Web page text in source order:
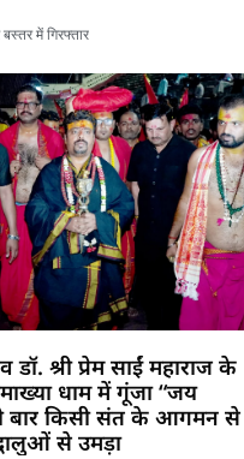
में गिरफ्तार
डॉ. श्री प्रेम साईं महाराज के
धाम में गूंजा “जय
बार किसी संत के आगमन से
से उमड़ा